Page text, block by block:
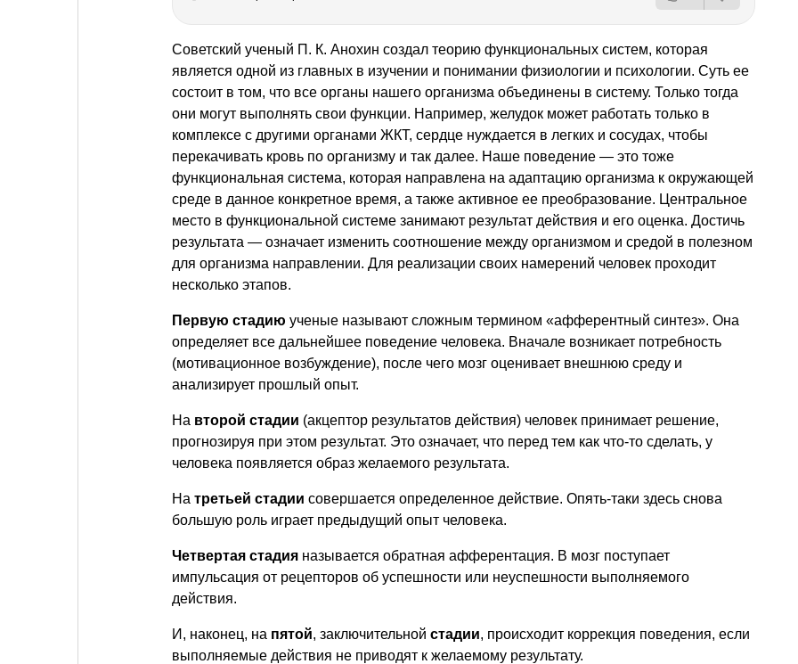
Советский ученый П. К. Анохин создал теорию функциональных систем, которая
является одной из главных в изучении и понимании физиологии и психологии. Суть ее
состоит в том, что все органы нашего организма объединены в систему. Только тогда
они могут выполнять свои функции. Например, желудок может работать только в
комплексе с другими органами ЖКТ, сердце нуждается в легких и сосудах, чтобы
перекачивать кровь по организму и так далее. Наше поведение — это тоже
функциональная система, которая направлена на адаптацию организма к окружающей
среде в данное конкретное время, а также активное ее преобразование. Центральное
место в функциональной системе занимают результат действия и его оценка. Достичь
результата — означает изменить соотношение между организмом и средой в полезном
для организма направлении. Для реализации своих намерений человек проходит
несколько этапов.
Первую стадию ученые называют сложным термином «афферентный синтез». Она
определяет все дальнейшее поведение человека. Вначале возникает потребность
(мотивационное возбуждение), после чего мозг оценивает внешнюю среду и
анализирует прошлый опыт.
На второй стадии (акцептор результатов действия) человек принимает решение,
прогнозируя при этом результат. Это означает, что перед тем как что-то сделать, у
человека появляется образ желаемого результата.
На третьей стадии совершается определенное действие. Опять-таки здесь снова
большую роль играет предыдущий опыт человека.
Четвертая стадия называется обратная афферентация. В мозг поступает
импульсация от рецепторов об успешности или неуспешности выполняемого
действия.
И, наконец, на пятой, заключительной стадии, происходит коррекция поведения, если
выполняемые действия не приводят к желаемому результату.